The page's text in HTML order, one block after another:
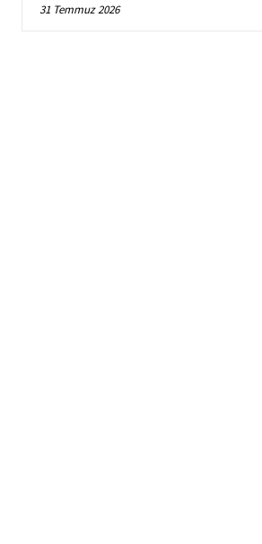
31 Temmuz 2026